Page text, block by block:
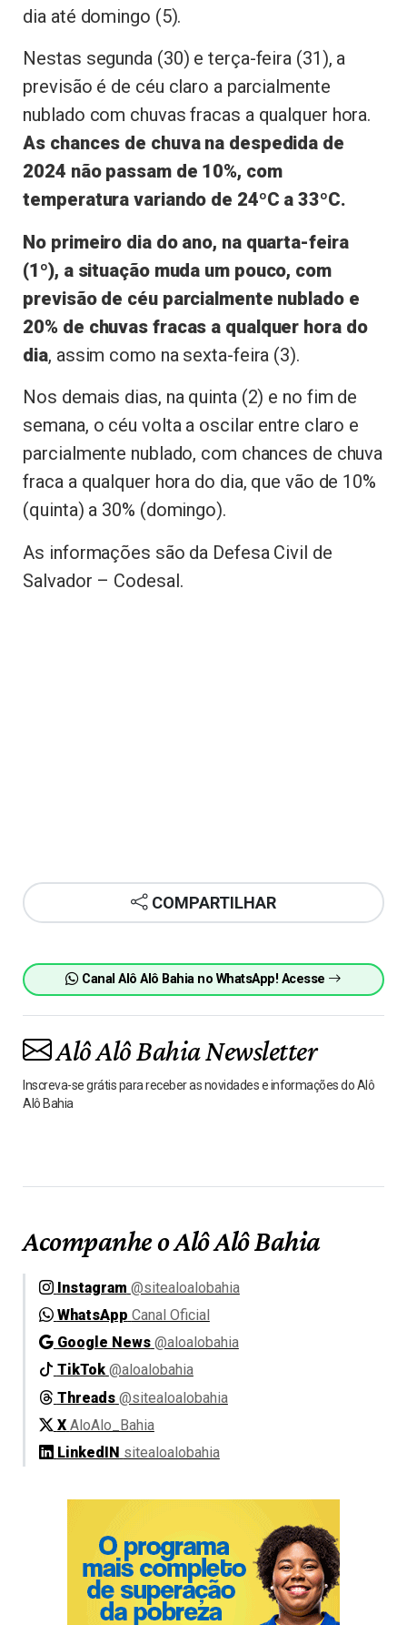
dia até domingo (5).
Nestas segunda (30) e terça-feira (31), a
previsão é de céu claro a parcialmente
nublado com chuvas fracas a qualquer hora.
As chances de chuva na despedida de
2024 não passam de 10%, com
temperatura variando de 24ºC a 33ºC.
No primeiro dia do ano, na quarta-feira
(1º), a situação muda um pouco, com
previsão de céu parcialmente nublado e
20% de chuvas fracas a qualquer hora do
dia, assim como na sexta-feira (3).
Nos demais dias, na quinta (2) e no fim de
semana, o céu volta a oscilar entre claro e
parcialmente nublado, com chances de chuva
fraca a qualquer hora do dia, que vão de 10%
(quinta) a 30% (domingo).
As informações são da Defesa Civil de
Salvador – Codesal.
COMPARTILHAR
Canal Alô Alô Bahia no WhatsApp! Acesse
Alô Alô Bahia Newsletter
Inscreva-se grátis para receber as novidades e informações do Alô
Alô Bahia
Acompanhe o Alô Alô Bahia
Instagram @sitealoalobahia
WhatsApp Canal Oficial
Google News @aloalobahia
TikTok @aloalobahia
Threads @sitealoalobahia
X AloAlo_Bahia
LinkedIN sitealoalobahia